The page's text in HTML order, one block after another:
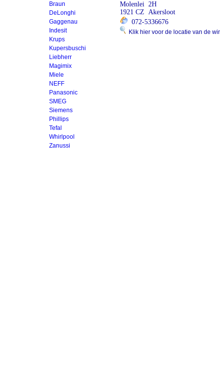
Braun
DeLonghi
Gaggenau
Indesit
Krups
Kupersbuschi
Liebherr
Magimix
Miele
NEFF
Panasonic
SMEG
Siemens
Phillips
Tefal
Whirlpool
Zanussi
Molenlei 2H
1921 CZ Akersloot
072-5336676
Klik hier voor de locatie van de